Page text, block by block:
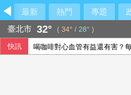
最新 熱門 專題
臺北市 32° ( 34° / 28° )
快訊 喝咖啡對心血管有益還有害？